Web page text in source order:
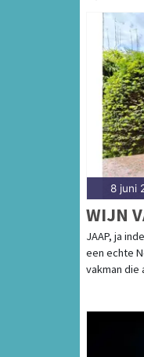
8 juni
WIJN
JAAP, ja
een echte
vakman die